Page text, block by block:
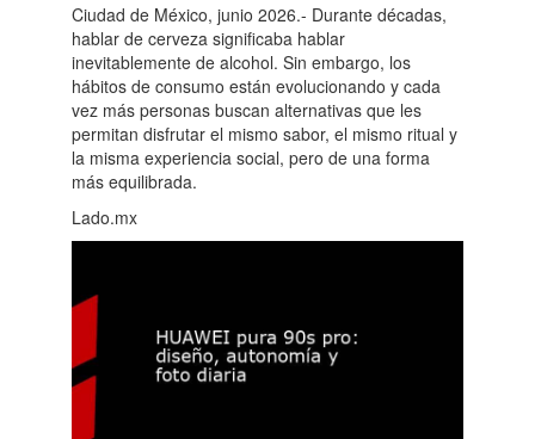
Ciudad de México, junio 2026.- Durante décadas,
hablar de cerveza significaba hablar
inevitablemente de alcohol. Sin embargo, los
hábitos de consumo están evolucionando y cada
vez más personas buscan alternativas que les
permitan disfrutar el mismo sabor, el mismo ritual y
la misma experiencia social, pero de una forma
más equilibrada.
Lado.mx